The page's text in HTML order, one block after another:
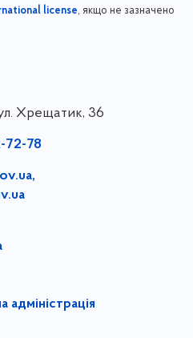
license, якщо не зазначено
Хрещатик, 36
72-78
,
адміністрація